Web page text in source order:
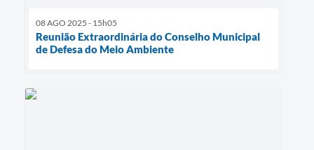
08 AGO 2025 - 15h05
Reunião Extraordinária do Conselho Municipal
de Defesa do Meio Ambiente